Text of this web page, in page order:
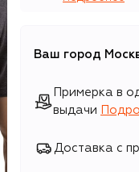
Ваш город
Примерка в
выдачи
Доставка с